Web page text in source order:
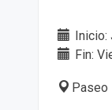
Fin:
Paseo